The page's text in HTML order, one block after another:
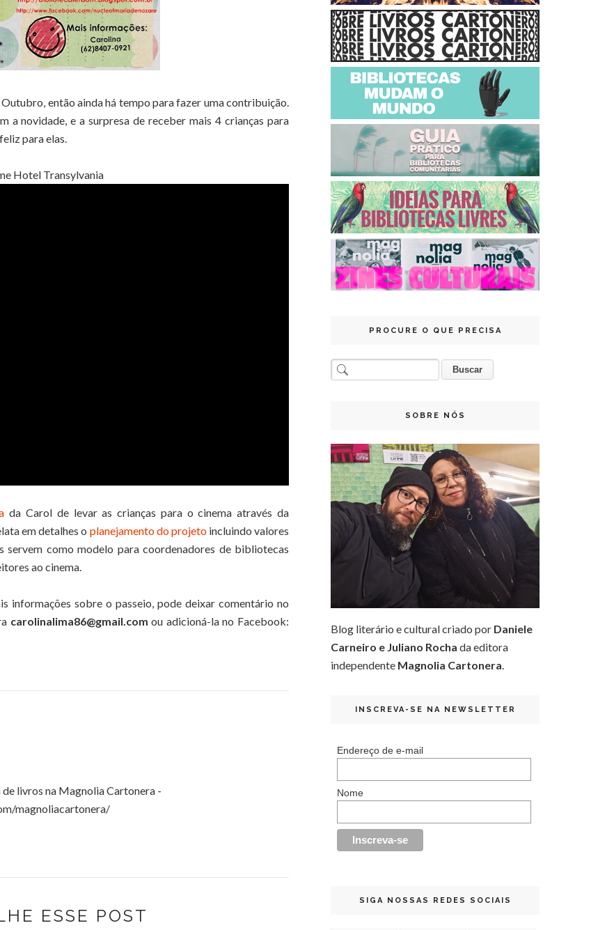
então ainda há tempo para fazer uma contribuição.
a novidade, e a surpresa de receber mais 4 crianças para
para elas.
Hotel Transylvania
da Carol de levar as crianças para o cinema através da
em detalhes o planejamento do projetoincluindo valores
servem como modelo para coordenadores de bibliotecas
ao cinema.
informações sobre o passeio, pode deixar comentário no
carolinalima86@gmail.com ou adicioná-la no Facebook:
livros na Magnolia Cartonera -
magnoliacartonera/
ESSE POST
PROCURE O QUE PRECISA
SOBRE NÓS
Blog literário e cultural criado por Daniele
Carneiro e Juliano Rocha da editora
independente Magnolia Cartonera.
INSCREVA-SE NA NEWSLETTER
Endereço de e-mail
Nome
SIGA NOSSAS REDES SOCIAIS